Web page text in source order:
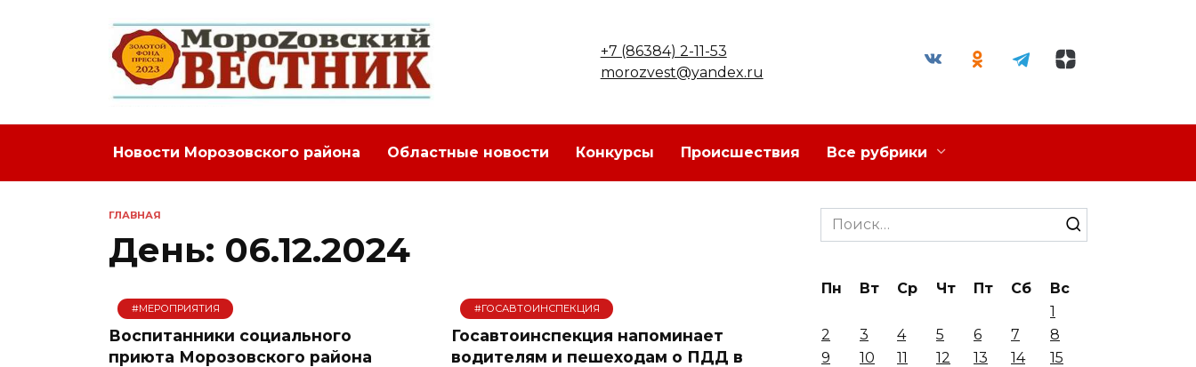
+7 (86384) 2-11-53
morozvest@yandex.ru
Новости Морозовского района Областные новости Конкурсы Происшествия Все рубрики
ГЛАВНАЯ
День: 06.12.2024
#МЕРОПРИЯТИЯ
Воспитанники социального
приюта Морозовского района
#ГОСАВТОИНСПЕКЦИЯ
Госавтоинспекция напоминает
водителям и пешеходам о ПДД в
Search
for:
Пн Вт Ср Чт Пт Сб
Вс
1
2
3 4 5 6 7
8
9
10 11 12 13 14
15